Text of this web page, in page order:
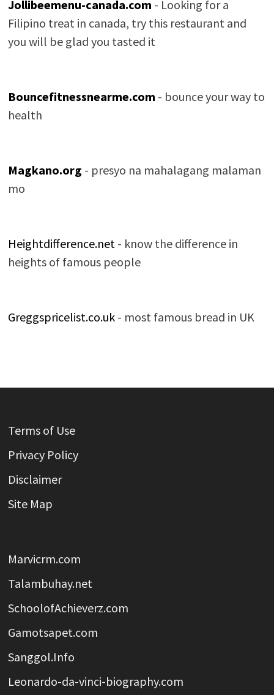
Jollibeemenu-canada.com - Looking for a
Filipino treat in canada, try this restaurant and
you will be glad you tasted it
Bouncefitnessnearme.com - bounce your way to
health
Magkano.org - presyo na mahalagang malaman
mo
Heightdifference.net- know the difference in
heights of famous people
Greggspricelist.co.uk- most famous bread in UK
Terms of Use
Privacy Policy
Disclaimer
Site Map
Marvicrm.com
Talambuhay.net
SchoolofAchieverz.com
Gamotsapet.com
Sanggol.Info
Leonardo-da-vinci-biography.com